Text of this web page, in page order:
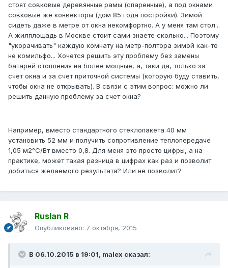
стоят совковые деревянные рамы (спаренные), а под окнами
совковые же конвекторы (дом 85 года постройки). Зимой
сидеть даже в метре от окна некомфортно. А у меня там стол...
А жилплощадь в Москве стоит сами знаете сколько... Поэтому
"укорачивать" каждую комнату на метр-полтора зимой как-то
не комильфо... Хочется решить эту проблему без замены
батарей отопления на более мощные, а, таки да, только за
счет окна и за счет приточной системы (которую буду ставить,
чтобы окна не открывать). В связи с этим вопрос: можно ли
решить данную проблему за счет окна?
Например, вместо стандартного стеклопакета 40 мм
установить 52 мм и получить сопротивление теплопередаче
1,05 м2°C/Вт вместо 0,8. Для меня это просто цифры, а на
практике, может такая разница в цифрах как раз и позволит
добиться желаемого результата? Или не позволит?
Ruslan R
Опубликовано: 7 октября, 2015
В 06.10.2015 в 19:01, malex сказал: